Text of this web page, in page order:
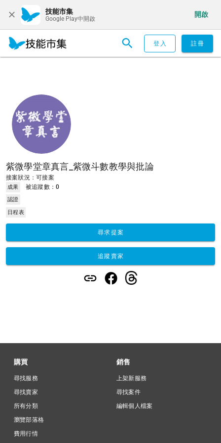
技能市集
Google Play中開啟
開啟
登入 註冊
紫微學堂章真言_紫微斗數教學與批論
接案狀況：可接案
成果 被追蹤數：0
認證
日程表
尋求提案
追蹤賣家
購買
尋找服務
尋找賣家
所有分類
瀏覽部落格
費用行情
銷售
上架新服務
尋找案件
編輯個人檔案